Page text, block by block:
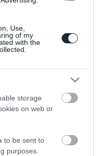
Use,
of my
with the
storage
on web or
to be sent to
purposes.
a Bentley